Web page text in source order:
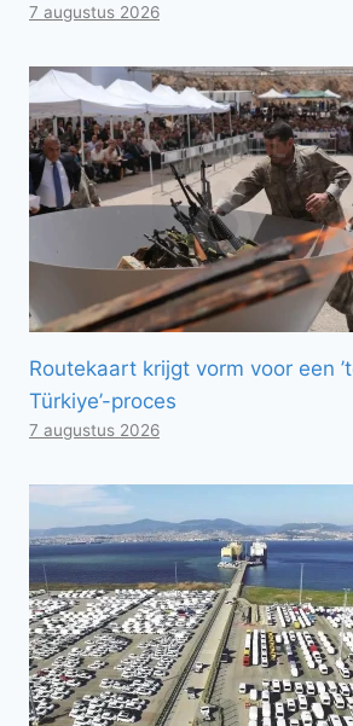
7 augustus 2026
Routekaart krijgt vorm voor een
Türkiye’-proces
7 augustus 2026